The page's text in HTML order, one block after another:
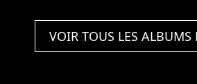
VOIR TOUS LES ALBUMS